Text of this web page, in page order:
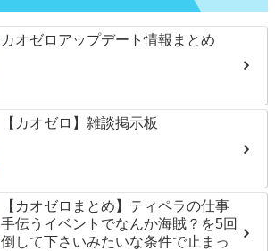
カオゼロアップデート情報まとめ
【カオゼロ】雑談掲示板
【カオゼロまとめ】ティペラの仕事
手伝うイベントでなんか海賊？を5回
倒して下さいみたいな条件で止まっ